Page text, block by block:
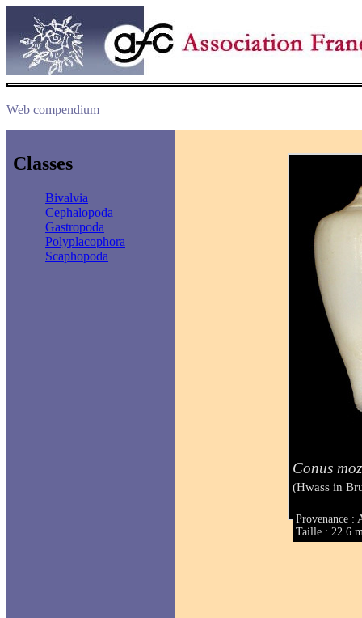
Web compendium
Classes
Bivalvia
Cephalopoda
Gastropoda
Polyplacophora
Scaphopoda
Conus
(Hwass in
Provenance :
Taille : 22.6